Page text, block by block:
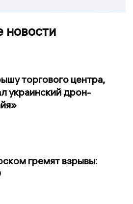
новости
торгового центра,
украинский дрон-
гремят взрывы: